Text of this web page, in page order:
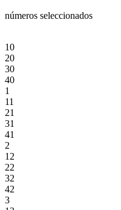
números seleccionados
10
20
30
40
1
11
21
31
41
2
12
22
32
42
3